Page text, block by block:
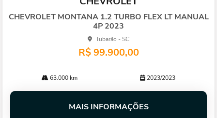
CHEVROLET MONTANA 1.2 TURBO FLEX LT MANUAL
4P 2023
Tubarão - SC
R$ 99.900,00
63.000 km 2023/2023
MAIS INFORMAÇÕES